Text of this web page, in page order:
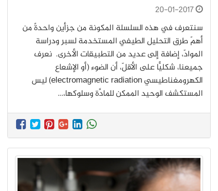
20-01-2017
سنتعرف في هذه السلسلة المكونة من جزأين واحدةً من
أهمّ طرق التحليل الطيفي المستخدمة لسبر ودراسة
الموادّ، إضافة إلى عديد من التطبيقات الأخرى. نعرف
جميعنا، شكليًّا على الأقلّ، أن الضوء (أو الإشعاع
الكهرومغناطيسي electromagnetic radiation) ليس
المستكشف الوحيد الممكن للمادَّة وسلوكها،…